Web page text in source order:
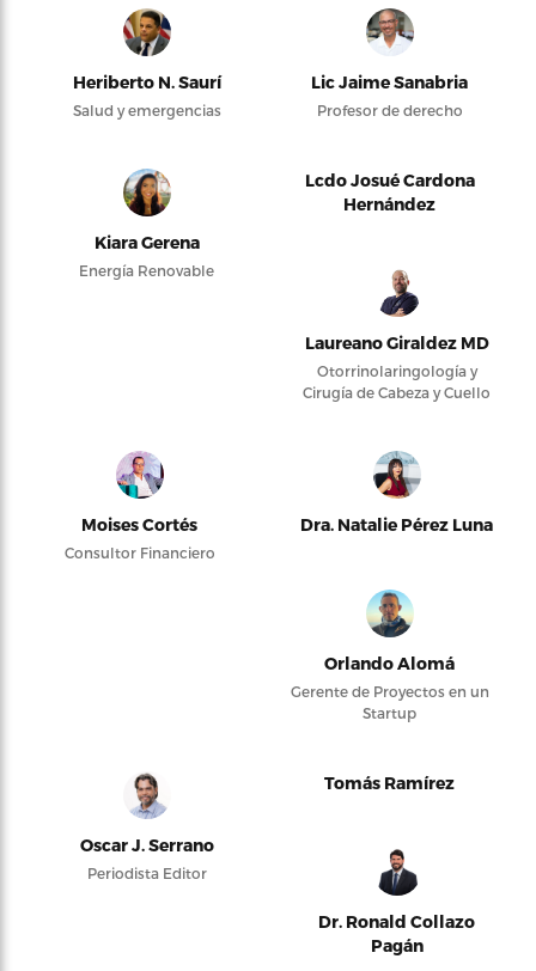
Heriberto N. Saurí
Salud y emergencias
Lic Jaime Sanabria
Profesor de derecho
Kiara Gerena
Energía Renovable
Lcdo Josué Cardona
Hernández
Laureano Giraldez MD
Otorrinolaringología y
Cirugía de Cabeza y Cuello
Moises Cortés
Consultor Financiero
Dra. Natalie Pérez Luna
Orlando Alomá
Gerente de Proyectos en un
Startup
Oscar J. Serrano
Periodista Editor
Tomás Ramírez
Dr. Ronald Collazo
Pagán